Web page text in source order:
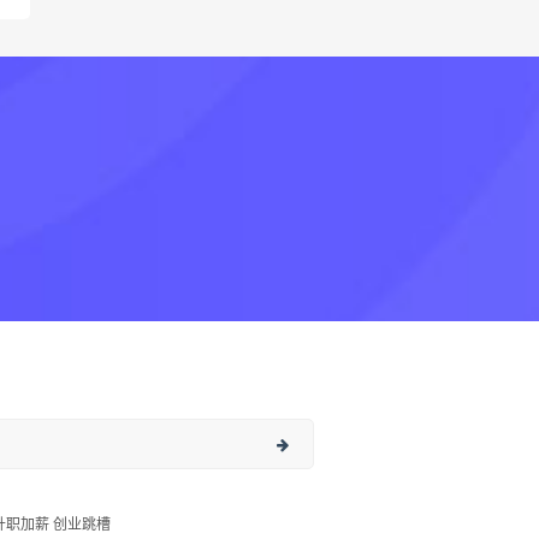
职加薪 创业跳槽